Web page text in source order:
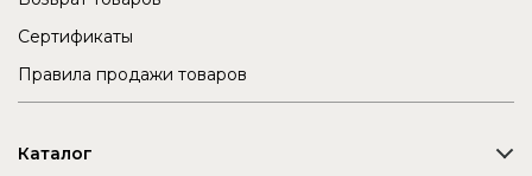
Сертификаты
Правила продажи товаров
Каталог